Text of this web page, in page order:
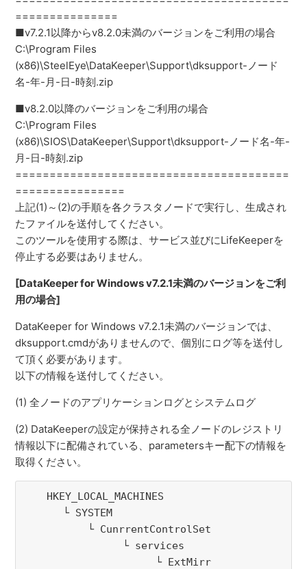
===============
■v7.2.1以降からv8.2.0未満のバージョンをご利用の場合
C:\Program Files
(x86)\SteelEye\DataKeeper\Support\dksupport-ノード
名-年-月-日-時刻.zip
■v8.2.0以降のバージョンをご利用の場合
C:\Program Files
(x86)\SIOS\DataKeeper\Support\dksupport-ノード名-年-
月-日-時刻.zip
========================================
================
上記(1)～(2)の手順を各クラスタノードで実行し、生成され
たファイルを送付してください。
このツールを使用する際は、サービス並びにLifeKeeperを
停止する必要はありません。
[DataKeeper for Windows v7.2.1未満のバージョンをご利
用の場合]
DataKeeper for Windows v7.2.1未満のバージョンでは、
dksupport.cmdがありませんので、個別にログ等を送付し
て頂く必要があります。
以下の情報を送付してください。
(1) 全ノードのアプリケーションログとシステムログ
(2) DataKeeperの設定が保持される全ノードのレジストリ
情報以下に配備されている、parametersキー配下の情報を
取得ください。
HKEY_LOCAL_MACHINES
└ SYSTEM
└ CunrrentControlSet
└ services
└ ExtMirr